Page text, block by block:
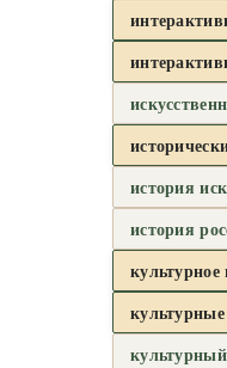
история
история
культурное